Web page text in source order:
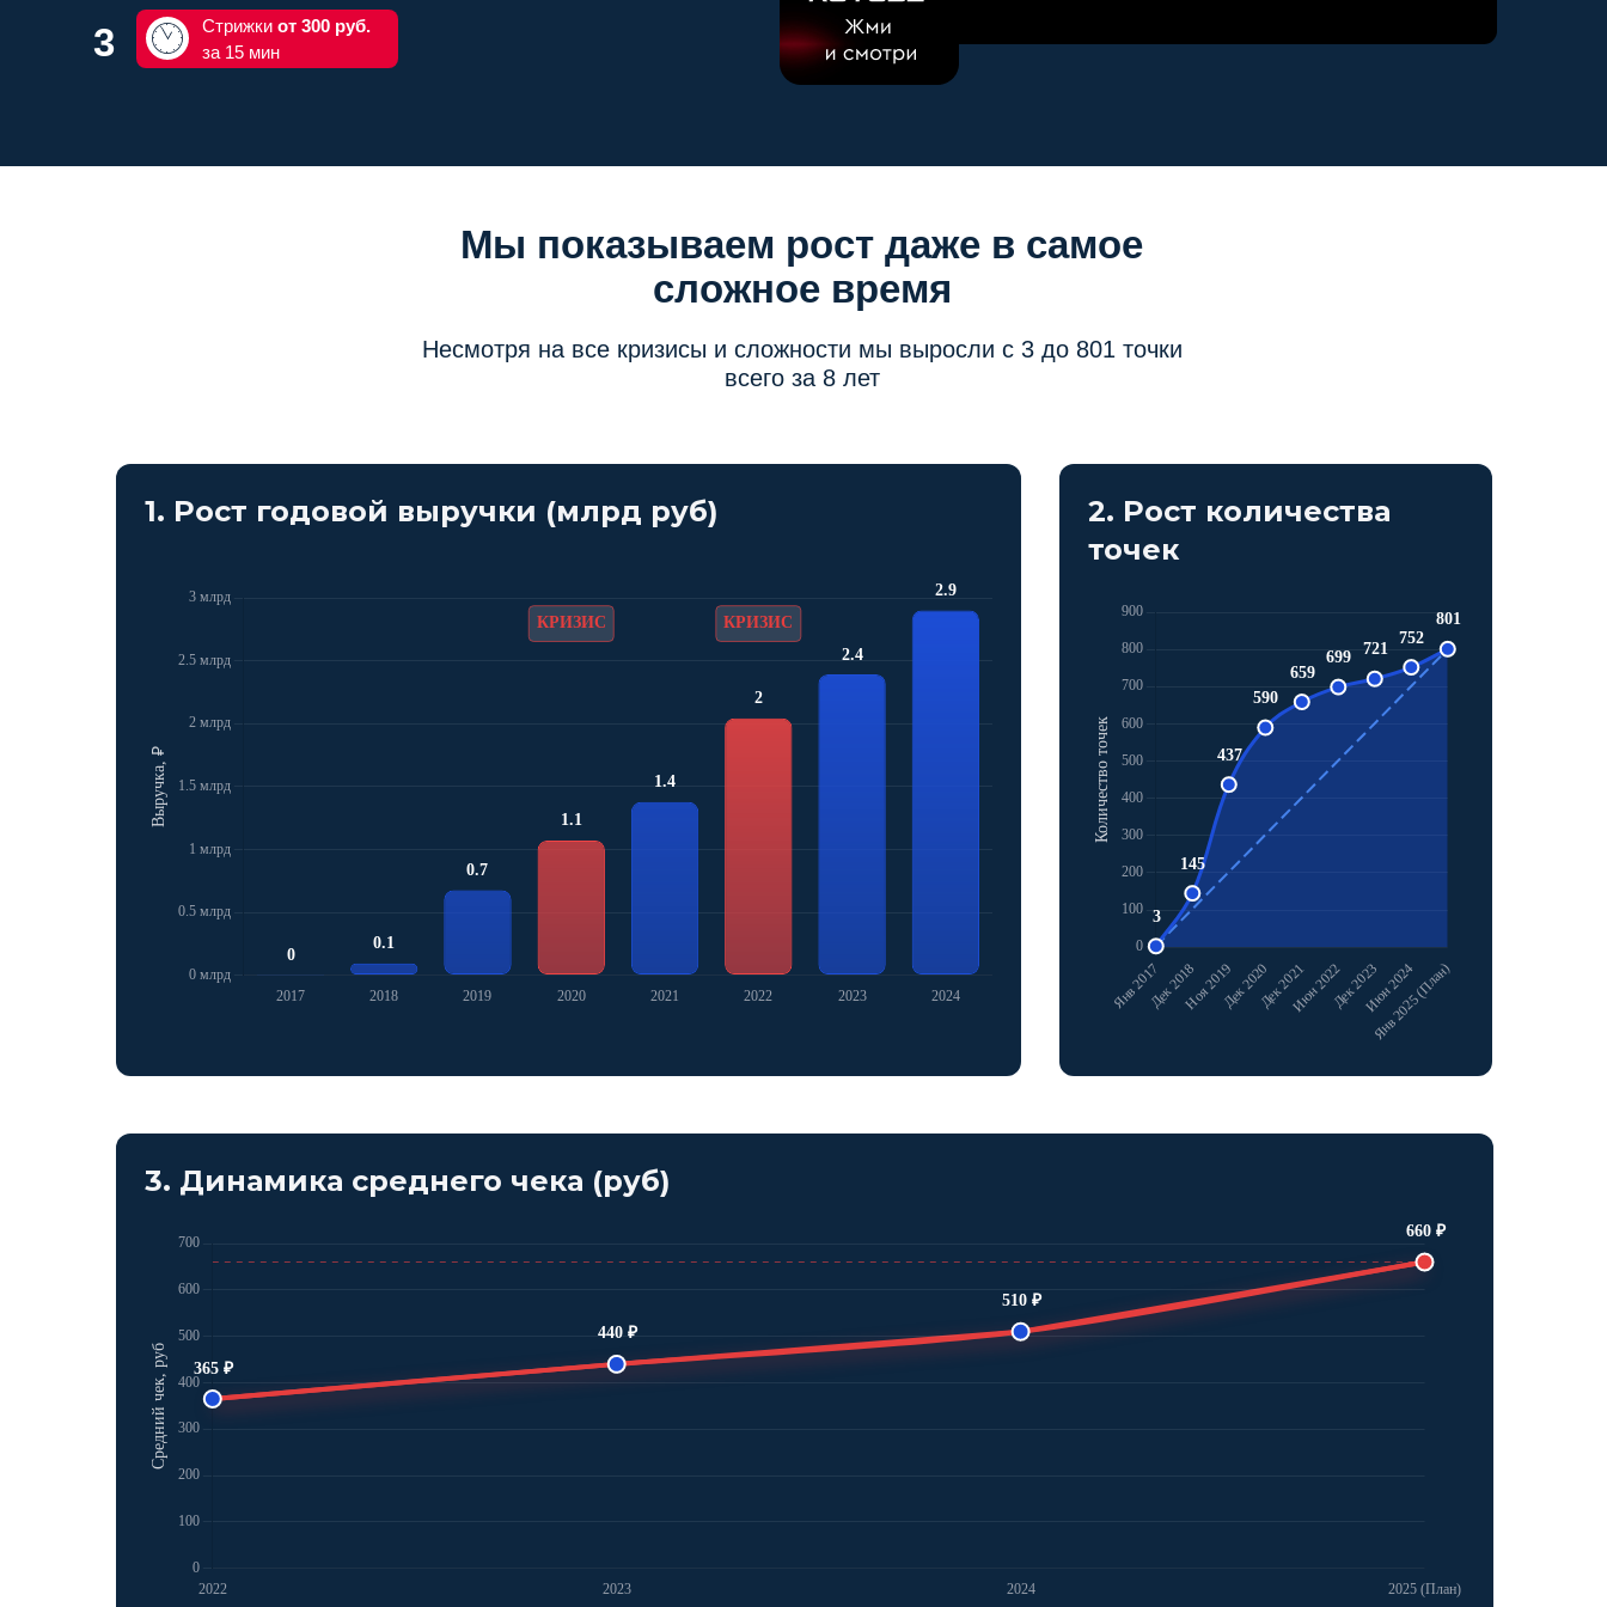
3 Стрижки от 300 руб.
за 15 мин
Несмотря на все кризисы и сложности мы выросли с 3 до 801 точки
всего за 8 лет
Мы показываем рост даже в самое
сложное время
1. Рост годовой выручки (млрд руб)
2. Рост количества
точек
3. Динамика среднего чека (руб)